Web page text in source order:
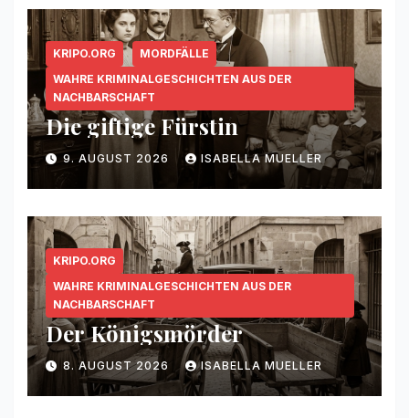
KRIPO.ORG
MORDFÄLLE
WAHRE KRIMINALGESCHICHTEN AUS DER
NACHBARSCHAFT
Die giftige Fürstin
9. AUGUST 2026 ISABELLA MUELLER
KRIPO.ORG
WAHRE KRIMINALGESCHICHTEN AUS DER
NACHBARSCHAFT
Der Königsmörder
8. AUGUST 2026 ISABELLA MUELLER